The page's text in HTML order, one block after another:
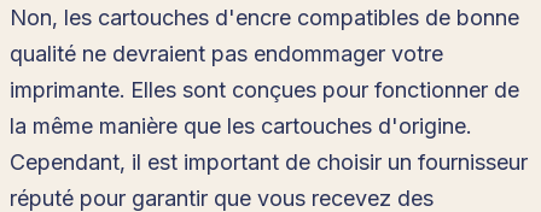
Non, les cartouches d'encre compatibles de bonne
qualité ne devraient pas endommager votre
imprimante. Elles sont conçues pour fonctionner de
la même manière que les cartouches d'origine.
Cependant, il est important de choisir un fournisseur
réputé pour garantir que vous recevez des